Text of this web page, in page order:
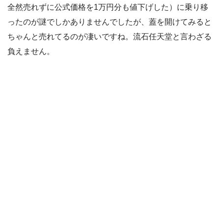
全然売れずに公式価格を1万円分も値下げした）に乗り移
ったのが謎でしかありませんでしたが、蓋を開けてみると
ちゃんと売れてるのが凄いですね。流石任天堂と言わざる
負えません。